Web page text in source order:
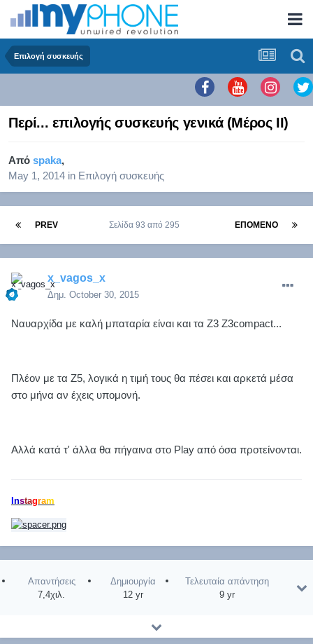
Επιλογή συσκευής
Περί... επιλογής συσκευής γενικά (Μέρος ΙΙ)
Από spaka,
May 1, 2014 in Επιλογή συσκευής
PREV ΕΠΌΜΕΝΟ
Σελίδα 93 από 295
x_vagos_x
Δημ. October 30, 2015
Ναυαρχίδα με καλή μπαταρία είναι και τα Z3 Z3compact...
Πλέον με τα Z5, λογικά η τιμή τους θα πέσει και αρκετά μέσα
στο μήνα αν έχεις υπομονή.
Αλλά κατά τ' άλλα θα πήγαινα στο Play από όσα προτείνονται.
nstagram
Απαντήσεις
7,4χιλ.
Δημιουργία
12 yr
Τελευταία απάντηση
9 yr